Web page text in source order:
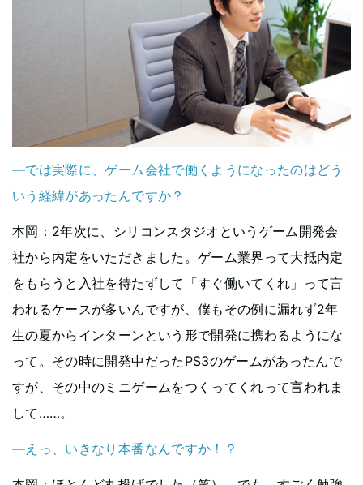
—では実際に、ゲーム会社で働くようになったのはどう
いう経緯があったんですか？
本岡 ：2年次に、シリコンスタジオというゲーム開発会
社から内定をいただきました。ゲーム業界って大抵内定
をもらうと入社を待たずして「すぐ働いてくれ」って言
われるケースが多いんですが、僕もその例に漏れず2年
生の夏からインターンという形で開発に携わるようにな
って。その時に開発中だったPS3のゲームがあったんで
すが、その中のミニゲームをつくってくれって言われま
して……。
—えっ、いきなり本番なんですか！？